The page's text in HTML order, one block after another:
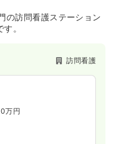
の訪問看護ステーション
。
訪問看護
万円